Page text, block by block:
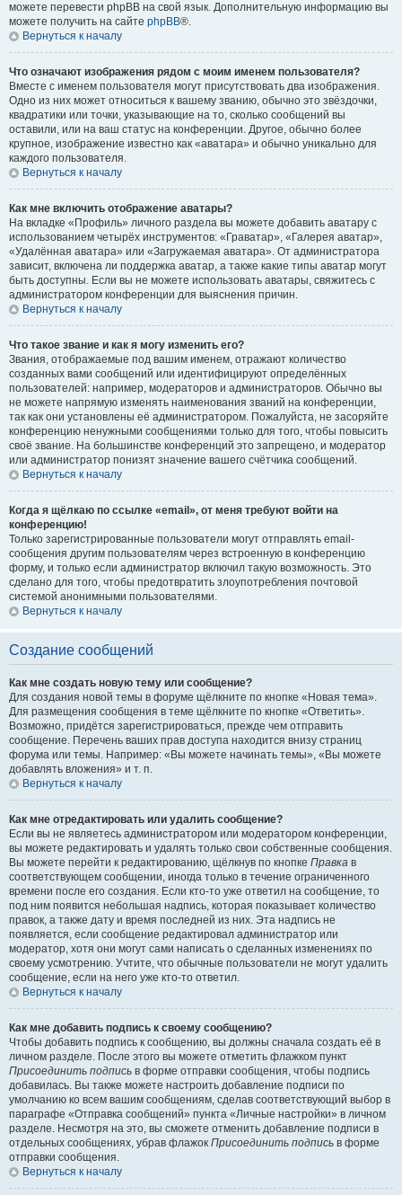
можете перевести phpBB на свой язык. Дополнительную информацию вы
можете получить на сайте phpBB®.
Вернуться к началу
Что означают изображения рядом с моим именем пользователя?
Вместе с именем пользователя могут присутствовать два изображения.
Одно из них может относиться к вашему званию, обычно это звёздочки,
квадратики или точки, указывающие на то, сколько сообщений вы
оставили, или на ваш статус на конференции. Другое, обычно более
крупное, изображение известно как «аватара» и обычно уникально для
каждого пользователя.
Вернуться к началу
Как мне включить отображение аватары?
На вкладке «Профиль» личного раздела вы можете добавить аватару с
использованием четырёх инструментов: «Граватар», «Галерея аватар»,
«Удалённая аватара» или «Загружаемая аватара». От администратора
зависит, включена ли поддержка аватар, а также какие типы аватар могут
быть доступны. Если вы не можете использовать аватары, свяжитесь с
администратором конференции для выяснения причин.
Вернуться к началу
Что такое звание и как я могу изменить его?
Звания, отображаемые под вашим именем, отражают количество
созданных вами сообщений или идентифицируют определённых
пользователей: например, модераторов и администраторов. Обычно вы
не можете напрямую изменять наименования званий на конференции,
так как они установлены её администратором. Пожалуйста, не засоряйте
конференцию ненужными сообщениями только для того, чтобы повысить
своё звание. На большинстве конференций это запрещено, и модератор
или администратор понизят значение вашего счётчика сообщений.
Вернуться к началу
Когда я щёлкаю по ссылке «email», от меня требуют войти на
конференцию!
Только зарегистрированные пользователи могут отправлять email-
сообщения другим пользователям через встроенную в конференцию
форму, и только если администратор включил такую возможность. Это
сделано для того, чтобы предотвратить злоупотребления почтовой
системой анонимными пользователями.
Вернуться к началу
Создание сообщений
Как мне создать новую тему или сообщение?
Для создания новой темы в форуме щёлкните по кнопке «Новая тема».
Для размещения сообщения в теме щёлкните по кнопке «Ответить».
Возможно, придётся зарегистрироваться, прежде чем отправить
сообщение. Перечень ваших прав доступа находится внизу страниц
форума или темы. Например: «Вы можете начинать темы», «Вы можете
добавлять вложения» и т. п.
Вернуться к началу
Как мне отредактировать или удалить сообщение?
Если вы не являетесь администратором или модератором конференции,
вы можете редактировать и удалять только свои собственные сообщения.
Вы можете перейти к редактированию, щёлкнув по кнопке Правка в
соответствующем сообщении, иногда только в течение ограниченного
времени после его создания. Если кто-то уже ответил на сообщение, то
под ним появится небольшая надпись, которая показывает количество
правок, а также дату и время последней из них. Эта надпись не
появляется, если сообщение редактировал администратор или
модератор, хотя они могут сами написать о сделанных изменениях по
своему усмотрению. Учтите, что обычные пользователи не могут удалить
сообщение, если на него уже кто-то ответил.
Вернуться к началу
Как мне добавить подпись к своему сообщению?
Чтобы добавить подпись к сообщению, вы должны сначала создать её в
личном разделе. После этого вы можете отметить флажком пункт
Присоединить подпись в форме отправки сообщения, чтобы подпись
добавилась. Вы также можете настроить добавление подписи по
умолчанию ко всем вашим сообщениям, сделав соответствующий выбор в
параграфе «Отправка сообщений» пункта «Личные настройки» в личном
разделе. Несмотря на это, вы сможете отменить добавление подписи в
отдельных сообщениях, убрав флажок Присоединить подпись в форме
отправки сообщения.
Вернуться к началу